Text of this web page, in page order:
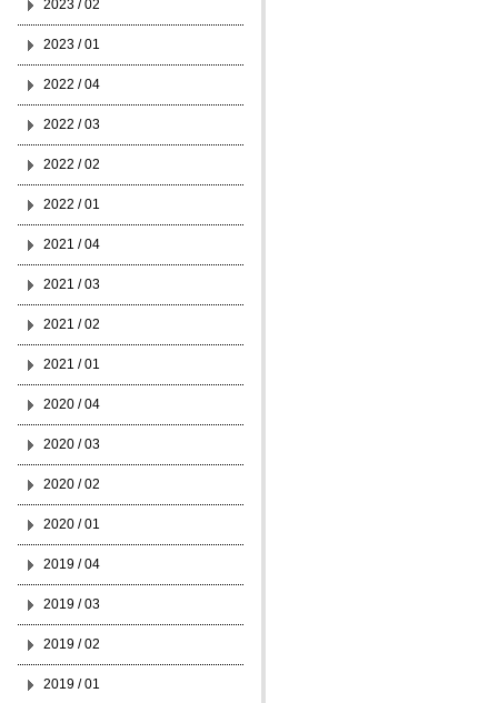
2023 / 02
2023 / 01
2022 / 04
2022 / 03
2022 / 02
2022 / 01
2021 / 04
2021 / 03
2021 / 02
2021 / 01
2020 / 04
2020 / 03
2020 / 02
2020 / 01
2019 / 04
2019 / 03
2019 / 02
2019 / 01